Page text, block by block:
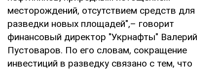
месторождений, отсутствием средств для
разведки новых площадей",– говорит
финансовый директор "Укрнафты" Валерий
Пустоваров. По его словам, сокращение
инвестиций в разведку связано с тем, что